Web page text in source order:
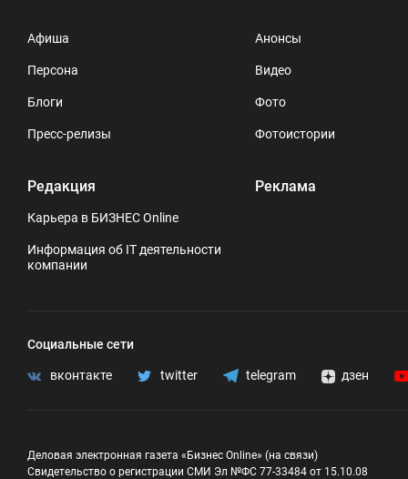
Афиша
Персона
Блоги
Пресс-релизы
Редакция
Карьера в БИЗНЕС Online
Информация об IT деятельности
компании
Анонсы
Видео
Фото
Фотоистории
Реклама
Социальные сети
вконтакте twitter telegram дзен
Деловая электронная газета «Бизнес Online» (на связи)
Свидетельство о регистрации СМИ Эл №ФС 77-33484 от 15.10.08